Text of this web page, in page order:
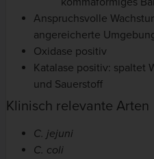
Anspruchsvolle
angereicherte
Oxidase positiv
Katalase positiv: spaltet
und Sauerstoff
Klinisch relevante Arten
C. jejuni
C. coli